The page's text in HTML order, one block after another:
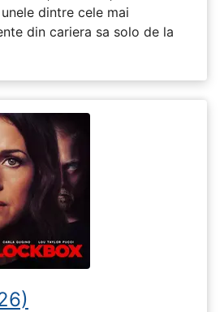
dintre cele mai
din cariera sa solo de la